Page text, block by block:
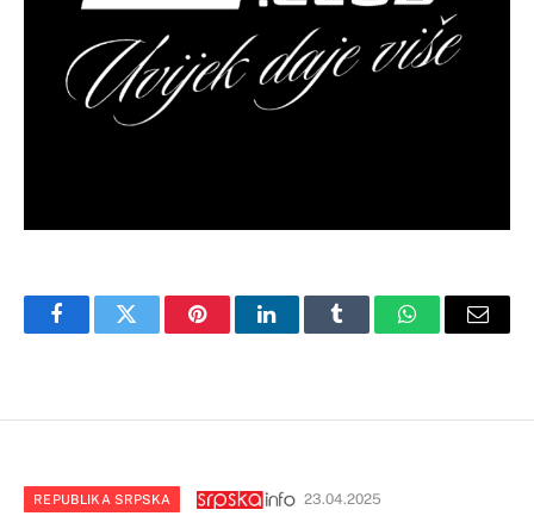
FacebookTwitter PinterestLinkedInTumblr WhatsAppEmail
REPUBLIKA SRPSKA 23.04.2025